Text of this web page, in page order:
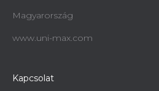
Magyarország
www.uni-max.com
Kapcsolat